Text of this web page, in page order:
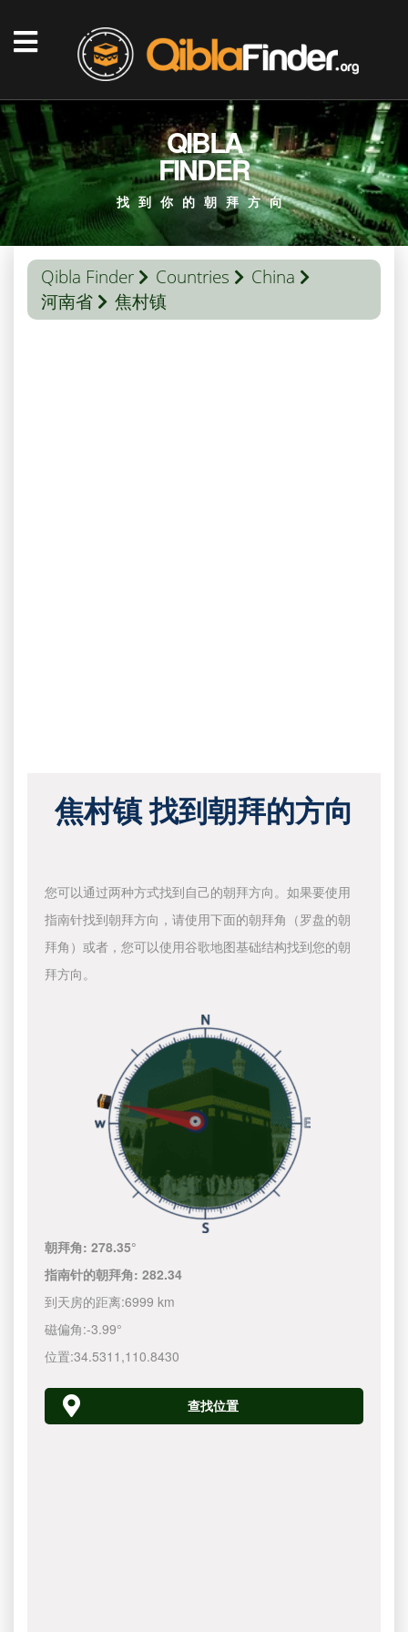
QIBLA
FINDER
找到你的朝拜方向
Qibla Finder Countries
China
河南省
焦村镇
焦村镇 找到朝拜的方向
您可以通过两种方式找到自己的朝拜方向。如果要使用
指南针找到朝拜方向，请使用下面的朝拜角（罗盘的朝
拜角）或者，您可以使用谷歌地图基础结构找到您的朝
拜方向。
朝拜角:278.35°
指南针的朝拜角:282.34
到天房的距离:6999 km
磁偏角:-3.99°
位置:34.5311 ,110.8430
查找位置